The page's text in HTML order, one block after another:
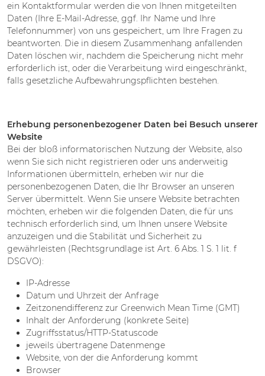
ein Kontaktformular werden die von Ihnen mitgeteilten
Daten (Ihre E-Mail-Adresse, ggf. Ihr Name und Ihre
Telefonnummer) von uns gespeichert, um Ihre Fragen zu
beantworten. Die in diesem Zusammenhang anfallenden
Daten löschen wir, nachdem die Speicherung nicht mehr
erforderlich ist, oder die Verarbeitung wird eingeschränkt,
falls gesetzliche Aufbewahrungspflichten bestehen.
Erhebung personenbezogener Daten bei Besuch unserer
Website
Bei der bloß informatorischen Nutzung der Website, also
wenn Sie sich nicht registrieren oder uns anderweitig
Informationen übermitteln, erheben wir nur die
personenbezogenen Daten, die Ihr Browser an unseren
Server übermittelt. Wenn Sie unsere Website betrachten
möchten, erheben wir die folgenden Daten, die für uns
technisch erforderlich sind, um Ihnen unsere Website
anzuzeigen und die Stabilität und Sicherheit zu
gewährleisten (Rechtsgrundlage ist Art. 6 Abs. 1 S. 1 lit. f
DSGVO):
IP-Adresse
Datum und Uhrzeit der Anfrage
Zeitzonendifferenz zur Greenwich Mean Time (GMT)
Inhalt der Anforderung (konkrete Seite)
Zugriffsstatus/HTTP-Statuscode
jeweils übertragene Datenmenge
Website, von der die Anforderung kommt
Browser